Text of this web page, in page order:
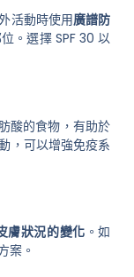
活動時使用廣譜防
。選擇 SPF 30 以
酸的食物，有助於
，可以增強免疫系
膚狀況的變化 。如
案。